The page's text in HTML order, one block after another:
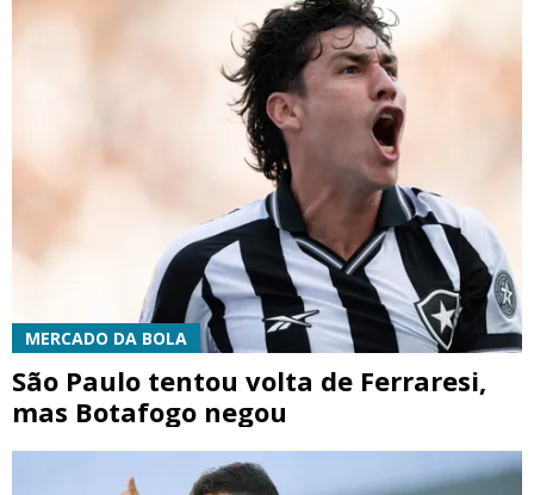
MERCADO DA BOLA
São Paulo tentou volta de Ferraresi,
mas Botafogo negou